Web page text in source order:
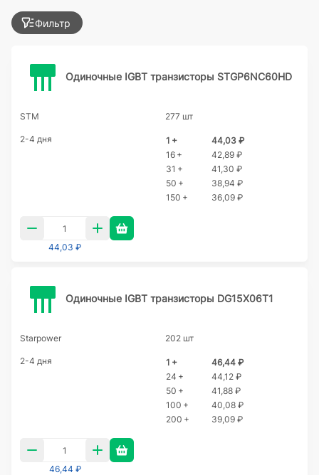
Фильтр
Одиночные IGBT транзисторы STGP6NC60HD
STM 277 шт
2-4 дня 1 +
44,03 ₽
16 +
42,89 ₽
31 +
41,30 ₽
50 +
38,94 ₽
150 +
36,09 ₽
44,03 ₽
Одиночные IGBT транзисторы DG15X06T1
Starpower 202 шт
2-4 дня 1 +
46,44 ₽
24 +
44,12 ₽
50 +
41,88 ₽
100 +
40,08 ₽
200 +
39,09 ₽
46,44 ₽